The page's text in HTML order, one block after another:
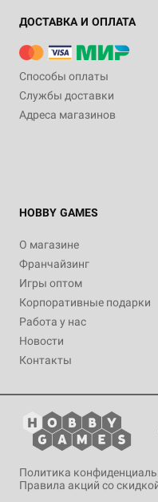
ДОСТАВКА И ОПЛАТА
Способы оплаты
Службы доставки
Адреса магазинов
HOBBY GAMES
О магазине
Франчайзинг
Игры оптом
Корпоративные подарки
Работа у нас
Новости
Контакты
Политика
Правила акций со